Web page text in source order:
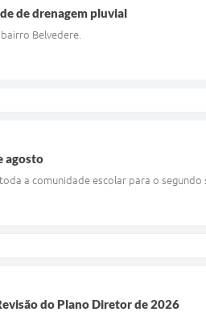
de drenagem pluvial
Belvedere.
agosto
a comunidade escolar para o segundo
do Plano Diretor de 2026